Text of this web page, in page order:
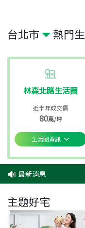
台北市 熱門
林森北路生活圈
近半年成交價
80萬/坪
生活圈資訊
最新消息
主題好宅